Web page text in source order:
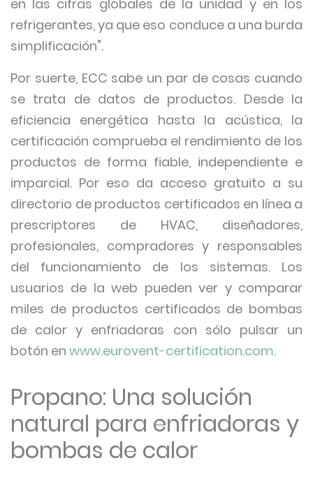
en las cifras globales de la unidad y en los
refrigerantes, ya que eso conduce a una burda
simplificación".
Por suerte, ECC sabe un par de cosas cuando
se trata de datos de productos. Desde la
eficiencia energética hasta la acústica, la
certificación comprueba el rendimiento de los
productos de forma fiable, independiente e
imparcial. Por eso da acceso gratuito a su
directorio de productos certificados en línea a
prescriptores de HVAC, diseñadores,
profesionales, compradores y responsables
del funcionamiento de los sistemas. Los
usuarios de la web pueden ver y comparar
miles de productos certificados de bombas
de calor y enfriadoras con sólo pulsar un
botón en www.eurovent-certification.com.
Propano: Una solución
natural para enfriadoras y
bombas de calor